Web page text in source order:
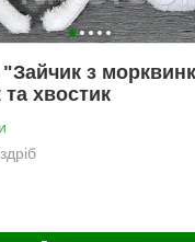
з
хвостик